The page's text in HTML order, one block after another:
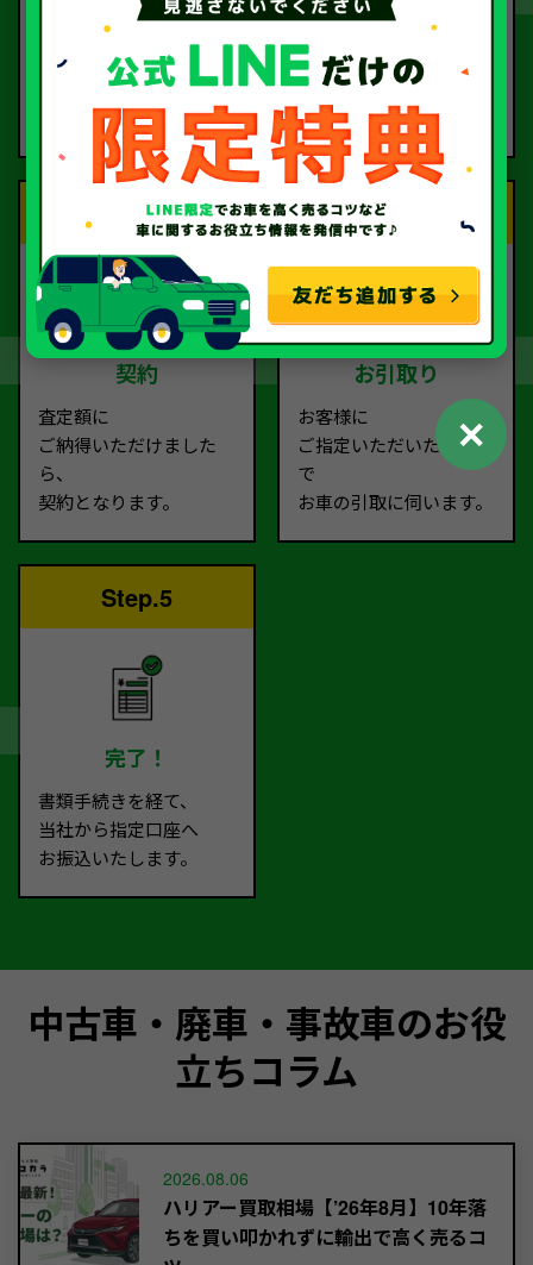
ご依頼
お電話または査定フォー
ご依頼ください。
査定
査定のプロが
お電話で回答いたしま
す。
Step.3
契約
査定額に
ご納得いただけました
ら、
契約となります。
Step.4
お引取り
お客様に
ご指定いただいた場所ま
で
お車の引取に伺います。
Step.5
完了！
書類手続きを経て、
当社から指定口座へ
お振込いたします。
中古車・廃車・事故車のお役
立ちコラム
2026.08.06
ハリアー買取相場【’26年8月】10年落
ちを買い叩かれずに輸出で高く売るコ
✕